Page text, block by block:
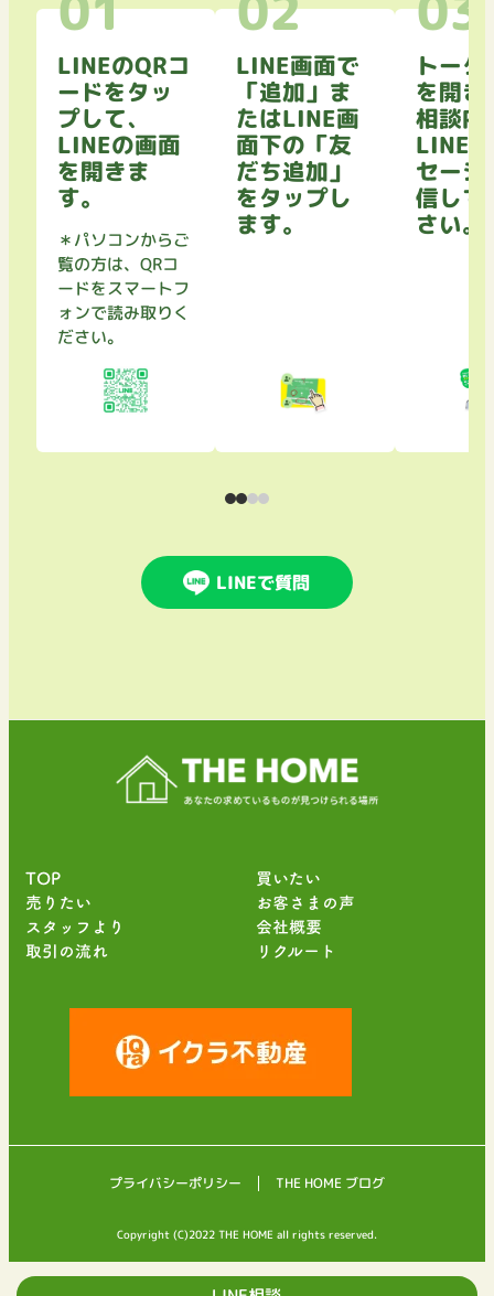
LINEのQRコ
ードをタッ
プして、
LINEの画面
を開きま
す。
＊パソコンからご
覧の方は、QRコ
ードをスマートフ
ォンで読み取りく
ださい。
LINE画面で
「追加」ま
たはLINE画
面下の「友
だち追加」
をタップし
ます。
トーク
を開き
相談内
LINE
セージ
信して
さい。
LINEで質問
TOP 買いたい
売りたい
お客さまの声
スタッフより
会社概要
取引の流れ リクルート
プライバシーポリシー THE HOME ブログ
Copyright (C)2022 THE HOME all rights reserved.